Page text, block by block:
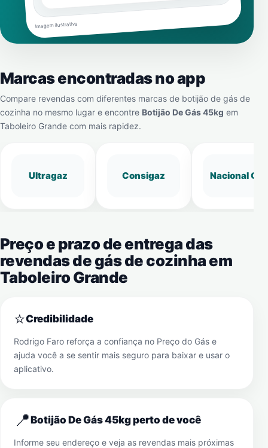
Imagem ilustrativa
Marcas encontradas no app
Compare revendas com diferentes marcas de botijão de gás de
cozinha no mesmo lugar e encontre Botijão De Gás 45kg em
Taboleiro Grande com mais rapidez.
Ultragaz Consigaz Nacional Gás
Preço e prazo de entrega das
revendas de gás de cozinha em
Taboleiro Grande
⭐Credibilidade
Rodrigo Faro reforça a confiança no Preço do Gás e
ajuda você a se sentir mais seguro para baixar e usar o
aplicativo.
📍Botijão De Gás 45kg perto de você
Informe seu endereço e veja as revendas mais próximas